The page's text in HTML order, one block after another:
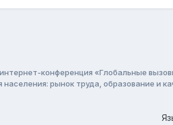
конференция «Глобальные
рынок труда, образование и